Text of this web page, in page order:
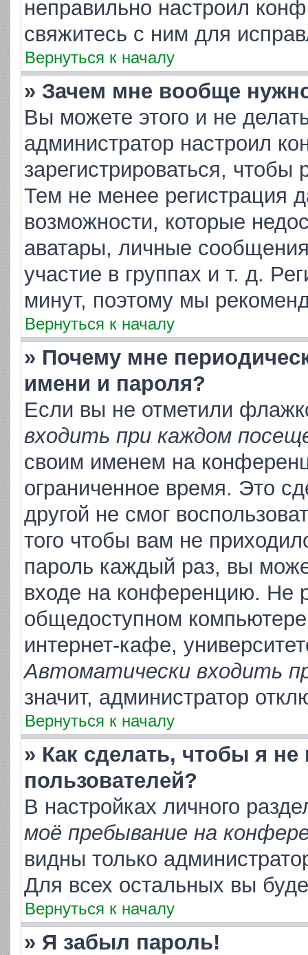
неправильно настроил
свяжитесь с ним для
Вернуться к началу
» Зачем мне вообще
Вы можете этого и не
администратор настроил
зарегистрироваться,
Тем не менее регистрация
возможности, которые
аватары, личные
участие в группах и т. д.
минут, поэтому мы
Вернуться к началу
» Почему мне
имени и пароля?
Если вы не отметили
входить при каждом
своим именем на
ограниченное время. Это
другой не смог
того чтобы вам не
пароль каждый раз, вы
входе на конференцию. Не
общедоступном
интернет-кафе,
Автоматически входить
значит, администратор
Вернуться к началу
» Как сделать, чтобы я
пользователей?
В настройках личного
моё пребывание на
видны только
Для всех остальных вы
Вернуться к началу
» Я забыл пароль!